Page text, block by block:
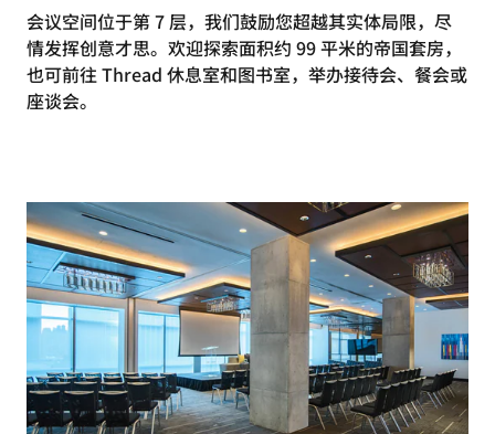
会议空间位于第 7 层，我们鼓励您超越其实体局限，尽
情发挥创意才思。欢迎探索面积约 99 平米的帝国套房，
也可前往 Thread 休息室和图书室，举办接待会、餐会或
座谈会。